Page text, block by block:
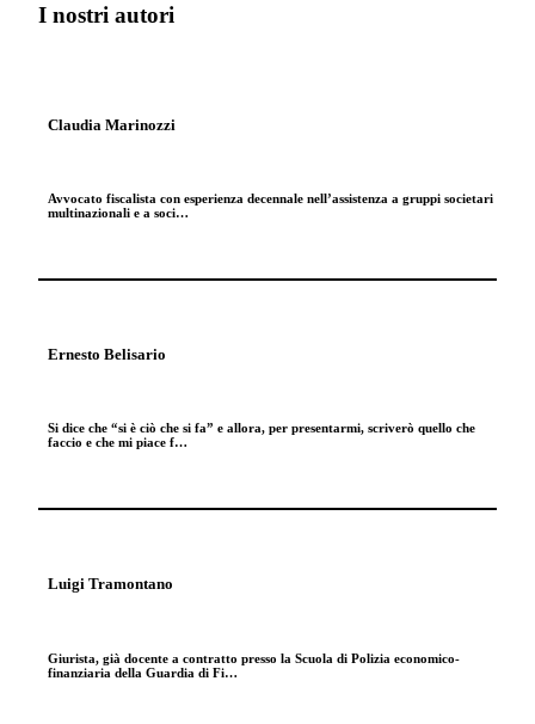
I nostri autori
Claudia Marinozzi
Avvocato fiscalista con esperienza decennale nell’assistenza a gruppi societari
multinazionali e a soci…
Ernesto Belisario
Si dice che “si è ciò che si fa” e allora, per presentarmi, scriverò quello che
faccio e che mi piace f…
Luigi Tramontano
Giurista, già docente a contratto presso la Scuola di Polizia economico-
finanziaria della Guardia di Fi…